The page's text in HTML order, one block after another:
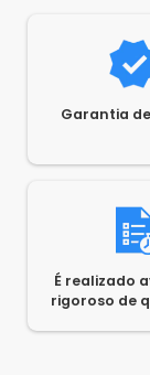
Garantia
É realizado
rigoroso de